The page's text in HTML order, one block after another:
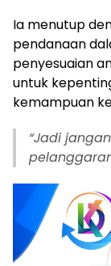
Ia menutup
pendanaan
penyesuaian
untuk
kemampuan
“Jadi